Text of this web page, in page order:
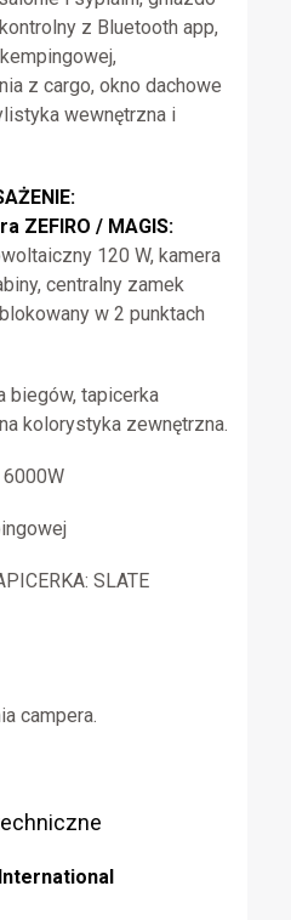
z Bluetooth app,
z cargo, okno dachowe
wewnętrzna i
ZEFIRO / MAGIS:
120 W, kamera
centralny zamek
w 2 punktach
biegów, tapicerka
kolorystyka zewnętrzna.
SLATE
campera.